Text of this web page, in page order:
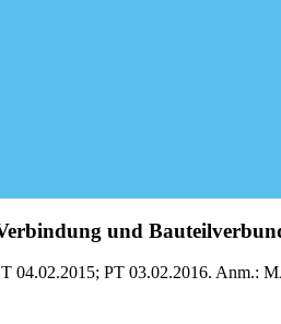
und
04.02.2015; PT 03.02.2016.